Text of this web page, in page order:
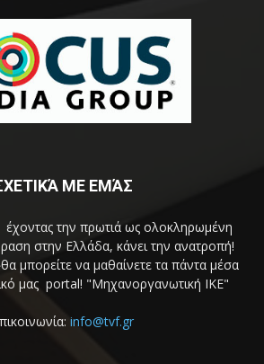
ΜΕ ΕΜΆΣ
την πρωτιά ως ολοκληρωμένη
στην Ελλάδα, κάνει την ανατροπή!
μπορείτε να μαθαίνετε τα πάντα μέσα
μας portal! "Μηχανοργανωτική ΙΚΕ"
info@tvf.gr